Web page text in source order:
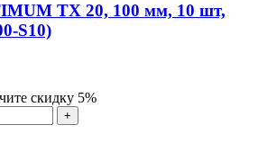
TX 20, 100 мм, 10 шт,
S10)
скидку 5%
+